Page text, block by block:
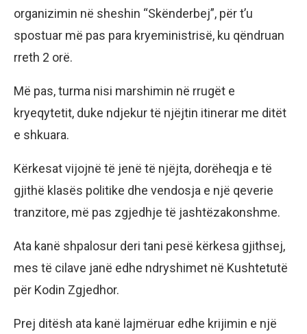
organizimin në sheshin “Skënderbej”, për t’u
spostuar më pas para kryeministrisë, ku qëndruan
rreth 2 orë.
Më pas, turma nisi marshimin në rrugët e
kryeqytetit, duke ndjekur të njëjtin itinerar me ditët
e shkuara.
Kërkesat vijojnë të jenë të njëjta, dorëheqja e të
gjithë klasës politike dhe vendosja e një qeverie
tranzitore, më pas zgjedhje të jashtëzakonshme.
Ata kanë shpalosur deri tani pesë kërkesa gjithsej,
mes të cilave janë edhe ndryshimet në Kushtetutë
për Kodin Zgjedhor.
Prej ditësh ata kanë lajmëruar edhe krijimin e një